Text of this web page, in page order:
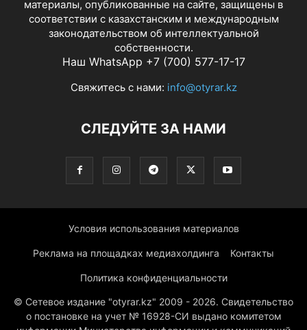
материалы, опубликованные на сайте, защищены в
соответствии с казахстанским и международным
законодательством об интеллектуальной
собственности.
Наш WhatsApp +7 (700) 577-17-17
Свяжитесь с нами: info@otyrar.kz
СЛЕДУЙТЕ ЗА НАМИ
Условия использования материалов
Реклама на площадках медиахолдинга Контакты
Политика конфиденциальности
© Сетевое издание "otyrar.kz" 2009 - 2026. Свидетельство
о постановке на учет № 16928-СИ выдано комитетом